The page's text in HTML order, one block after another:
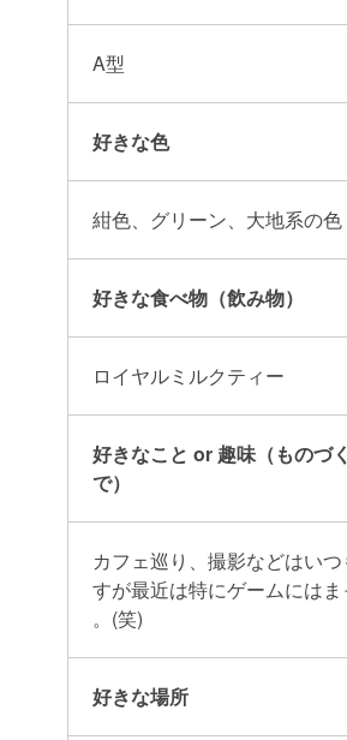
A型
好きな色
紺色、グリーン、大地系の色
好きな食べ物（飲み物）
ロイヤルミルクティー
好きなこと or 趣味（ものづ
で）
カフェ巡り、 撮影などはいつ
すが最近は特にゲームには
。(笑)
好きな場所